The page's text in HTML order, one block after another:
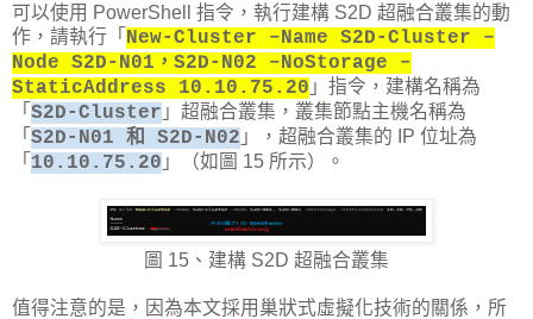
可以使用 PowerShell 指令，執行建構 S2D 超融合叢集的動
作，請執行「 New-Cluster –Name S2D-Cluster –
Node S2D-N01，S2D-N02 –NoStorage –
StaticAddress 10.10.75.20 」指令，建構名稱為
「 S2D-Cluster 」超融合叢集，叢集節點主機名稱為
「 S2D-N01 和 S2D-N02 」，超融合叢集的 IP 位址為
「 10.10.75.20 」（如圖 15 所示）。
圖 15、建構 S2D 超融合叢集
值得注意的是，因為本文採用巢狀式虛擬化技術的關係，所